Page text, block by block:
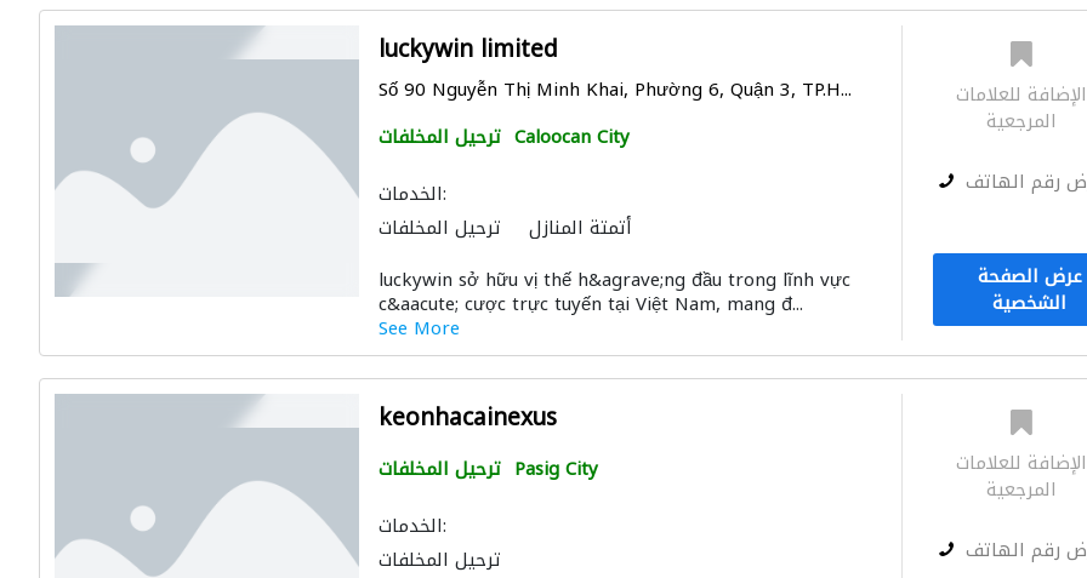
luckywin limited
Số 90 Nguyễn Thị Minh Khai, Phường 6, Quận 3, TP.H...
ترحيل المخلفات Caloocan City
الخدمات:
ترحيل المخلفات
أتمتة المنازل
luckywin sở hữu vị thế h&agrave;ng đầu trong lĩnh vực
c&aacute; cược trực tuyến tại Việt Nam, mang đ...
See More
الإضافة للعلامات
المرجعية
رقم الهاتف
عرض الصفحة
الشخصية
keonhacainexus
ترحيل المخلفات Pasig City
الخدمات:
ترحيل المخلفات
الإضافة للعلامات
المرجعية
رقم الهاتف